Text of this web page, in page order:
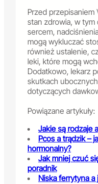
Przed przepisaniem
stan zdrowia, w
sercem,
mogą wykluczać
również ustalenie,
leki, które mogą
Dodatkowo, lekarz
skutkach
dotyczących
Powiązane artykuły:
Jakie są rodzaje
Pcos a trądzik –
hormonalny?
Jak mniej czuć
poradnik
Niska ferrytyna